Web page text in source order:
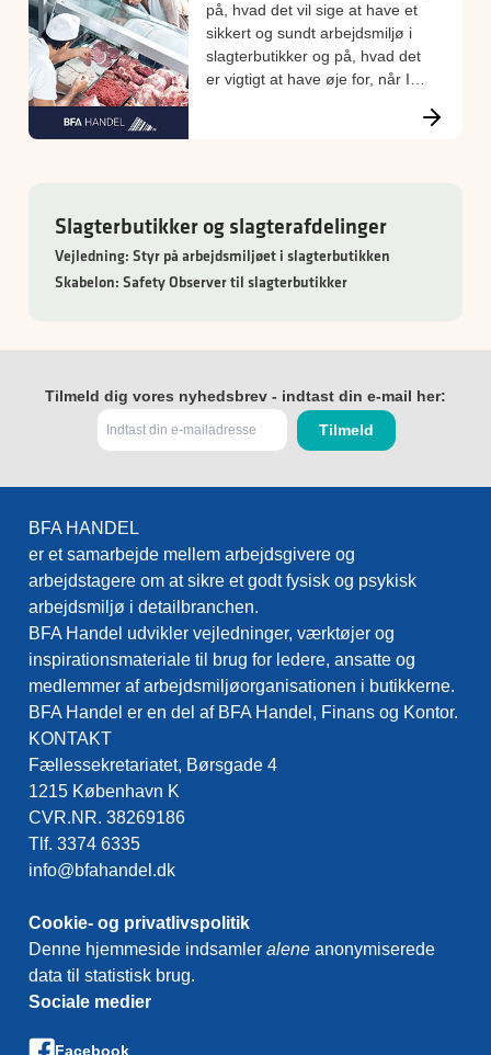
Slagterbutikker og slagterafdelinger
Vejledning: Styr på arbejdsmiljøet i slagterbutikken
Skabelon: Safety Observer til slagterbutikker
på, hvad det vil sige at have et
sikkert og sundt arbejdsmiljø i
slagterbutikker og på, hvad det
er vigtigt at have øje for, når I
Tilmeld dig vores nyhedsbrev - indtast din e-mail her:
BFA HANDEL
er et samarbejde mellem arbejdsgivere og
arbejdstagere om at sikre et godt fysisk og psykisk
arbejdsmiljø i detailbranchen.
BFA Handel udvikler vejledninger, værktøjer og
inspirationsmateriale til brug for ledere, ansatte og
medlemmer af arbejdsmiljøorganisationen i butikkerne.
BFA Handel er en del af BFA Handel, Finans og Kontor.
KONTAKT
Fællessekretariatet, Børsgade 4
1215 København K
CVR.NR. 38269186
Tlf. 3374 6335
info@bfahandel.dk
Cookie- og privatlivspolitik
Denne hjemmeside indsamler alene anonymiserede
data til statistisk brug.
Sociale medier
Facebook